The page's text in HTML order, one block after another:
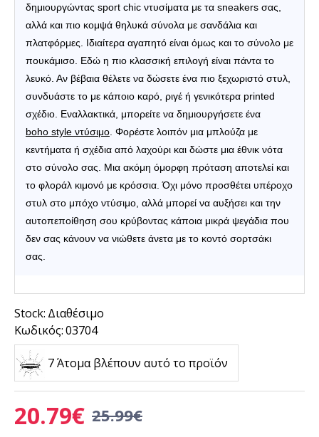
δημιουργώντας sport chic ντυσίματα με τα sneakers σας,
αλλά και πιο κομψά θηλυκά σύνολα με σανδάλια και
πλατφόρμες. Ιδιαίτερα αγαπητό είναι όμως και το σύνολο με
πουκάμισο. Εδώ η πιο κλασσική επιλογή είναι πάντα το
λευκό. Αν βέβαια θέλετε να δώσετε ένα πιο ξεχωριστό στυλ,
συνδυάστε το με κάποιο καρό, ριγέ ή γενικότερα printed
σχέδιο. Εναλλακτικά, μπορείτε να δημιουργήσετε ένα
boho style ντύσιμο . Φορέστε λοιπόν μια μπλούζα με
κεντήματα ή σχέδια από λαχούρι και δώστε μια έθνικ νότα
στο σύνολο σας. Μια ακόμη όμορφη πρόταση αποτελεί και
το φλοράλ κιμονό με κρόσσια. Όχι μόνο προσθέτει υπέροχο
στυλ στο μπόχο ντύσιμο, αλλά μπορεί να αυξήσει και την
αυτοπεποίθηση σου κρύβοντας κάποια μικρά ψεγάδια που
δεν σας κάνουν να νιώθετε άνετα με το κοντό σορτσάκι
σας.
Stock: Διαθέσιμο
Κωδικός:03704
7 Άτομα βλέπουν αυτό το προϊόν
20.79€ 25.99€